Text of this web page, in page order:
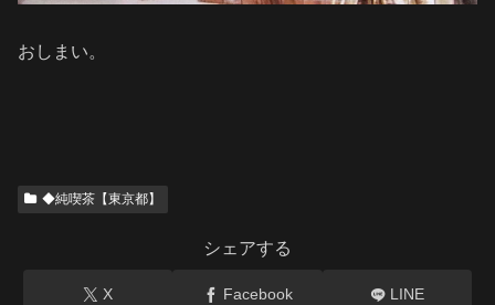
おしまい。
◆純喫茶【東京都】
シェアする
X Facebook LINE